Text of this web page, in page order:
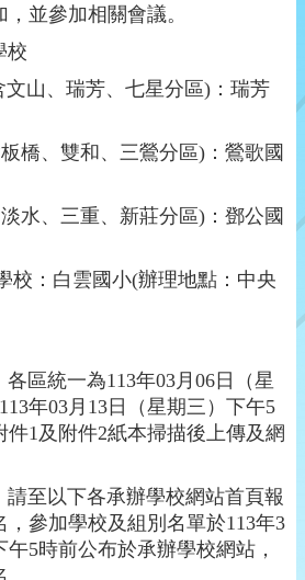
，並參加相關會議。
文山、瑞芳、七星分區) ：瑞芳
橋、雙和、三鶯分區) ：鶯歌國
水、三重、新莊分區) ：鄧公國
：白雲國小(辦理地點 ：中央
各區統一為113年03月 06 日（星
113年03月 13 日（星期三）下午5
件1及附件2紙本掃描後上傳及網
請至以下各承辦學校網站首頁報
，參加學校及組別名單於113年3
午5時前公布於承辦學校網站，